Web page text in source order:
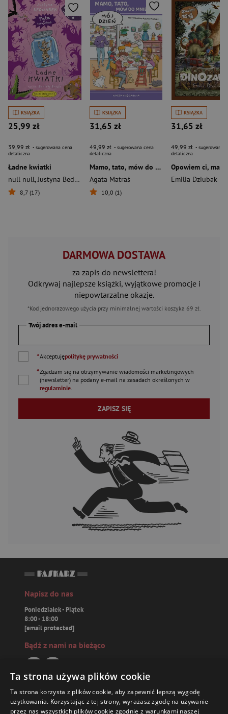
KSIĄŻKA
25,99 zł
39,99 zł - sugerowana cena
detaliczna
Ładne kwiatki
null null,Justyna Bednarek ,Bartek Brosz
8,7 (17)
KSIĄŻKA
31,65 zł
49,99 zł - sugerowana cena
detaliczna
Mamo, tato, mów do mnie. Mój dzień
Agata Matraś
10,0 (1)
KSIĄŻKA
31,65 zł
49,99 zł - sugerowana
detaliczna
Emilia Dziubak
DARMOWA DOSTAWA
za zapis do newslettera!
Odkrywaj najlepsze książki, wyjątkowe promocje i
niepowtarzalne okazje.
*Kod jednorazowego użycia przy minimalnej wartości koszyka 69 zł.
Twój adres e-mail
*Akceptujępolitykę prywatności
*Zgadzam się na otrzymywanie wiadomości marketingowych
(newsletter) na podany e-mail na zasadach określonych w
regulaminie.
ZAPISZ SIĘ
Napisz do nas
Poniedziałek - Piątek
8:00 - 18:00
[email protected]
Bądź z nami na bieżąco
Paskarz.pl
Ta strona używa plików cookie
Ta strona korzysta z plików cookie, aby zapewnić lepszą wygodę
użytkowania. Korzystając z tej strony, wyrażasz zgodę na używanie
przez nas wszystkich plików cookie zgodnie z warunkami naszej